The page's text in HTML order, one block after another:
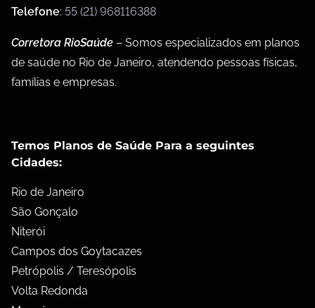
Telefone: 55 (21) 968116388
Corretora RioSaúde – Somos especializados em planos
de saúde no Rio de Janeiro, atendendo pessoas físicas,
famílias e empresas.
Temos Planos de Saúde Para a seguintes
Cidades:
Rio de Janeiro
São Gonçalo
Niterói
Campos dos Goytacazes
Petrópolis / Teresópolis
Volta Redonda